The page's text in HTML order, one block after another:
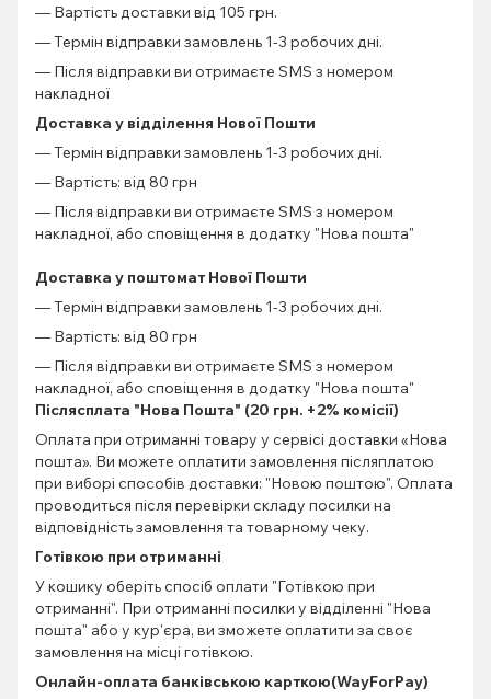
— Вартість доставки від 105 грн.
— Термін відправки замовлень 1-3 робочих дні.
— Після відправки ви отримаєте SMS з номером
накладної
Доставка у відділення Нової Пошти
— Термін відправки замовлень 1-3 робочих дні.
— Вартість: від 80 грн
— Після відправки ви отримаєте SMS з номером
накладної, або сповіщення в додатку "Нова пошта"
Доставка у поштомат Нової Пошти
— Термін відправки замовлень 1-3 робочих дні.
— Вартість: від 80 грн
— Після відправки ви отримаєте SMS з номером
накладної, або сповіщення в додатку "Нова пошта"
Післясплата "Нова Пошта" (20 грн. +2% комісії)
Оплата при отриманні товару у сервісі доставки «Нова
пошта». Ви можете оплатити замовлення післяплатою
при виборі способів доставки: "Новою поштою". Оплата
проводиться після перевірки складу посилки на
відповідність замовлення та товарному чеку.
Готівкою при отриманні
У кошику оберіть спосіб оплати "Готівкою при
отриманні". При отриманні посилки у відділенні "Нова
пошта" або у кур'єра, ви зможете оплатити за своє
замовлення на місці готівкою.
Онлайн-оплата банківською карткою(WayForPay)